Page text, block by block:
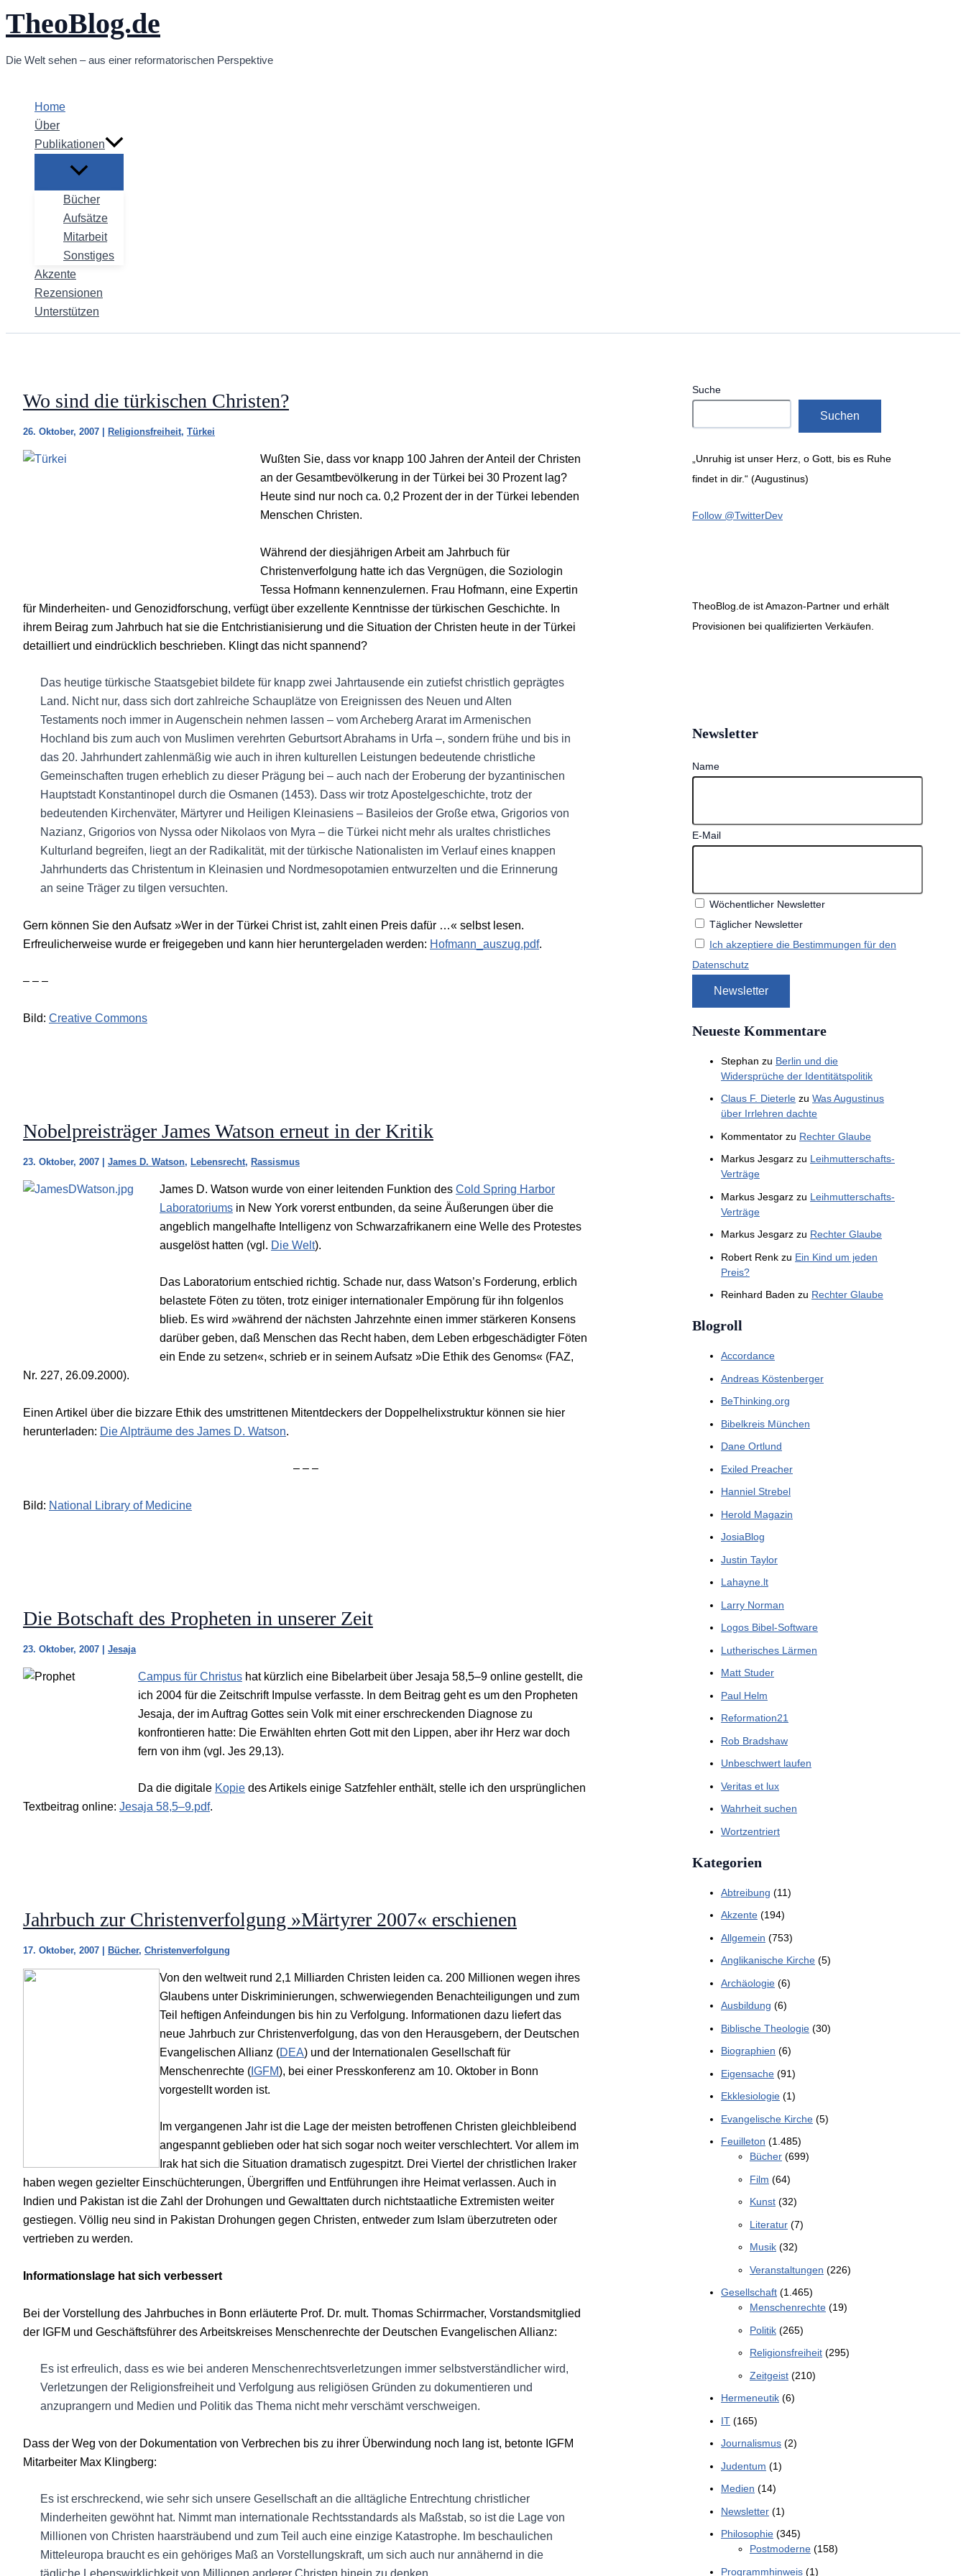
Zum
Inhalt
TheoBlog.de
Die Welt sehen – aus einer reformatorischen Perspektive
Home
Über
Publikationen
Bücher
Aufsätze
Mitarbeit
Sonstiges
Akzente
Rezensionen
Unterstützen
Wo sind die türkischen Christen?
26. Oktober, 2007 Religionsfreiheit, Türkei
Wußten Sie, dass vor knapp 100 Jahren der Anteil der Christen
an der Gesamtbevölkerung in der Türkei bei 30 Prozent lag?
Heute sind nur noch ca. 0,2 Prozent der in der Türkei lebenden
Menschen Christen.
Während der diesjährigen Arbeit am Jahrbuch für
Christenverfolgung hatte ich das Vergnügen, die Soziologin
Tessa Hofmann kennenzulernen. Frau Hofmann, eine Expertin
für Minderheiten- und Genozidforschung, verfügt über exzellente Kenntnisse der türkischen Geschichte. In
ihrem Beirag zum Jahrbuch hat sie die Entchristianisierung und die Situation der Christen heute in der Türkei
detailliert und eindrücklich beschrieben. Klingt das nicht spannend?
Das heutige türkische Staatsgebiet bildete für knapp zwei Jahrtausende ein zutiefst christlich geprägtes
Land. Nicht nur, dass sich dort zahlreiche Schauplätze von Ereignissen des Neuen und Alten
Testaments noch immer in Augenschein nehmen lassen – vom Archeberg Ararat im Armenischen
Hochland bis zum auch von Muslimen verehrten Geburtsort Abrahams in Urfa –, sondern frühe und bis in
das 20. Jahrhundert zahlenmäßig wie auch in ihren kulturellen Leistungen bedeutende christliche
Gemeinschaften trugen erheblich zu dieser Prägung bei – auch nach der Eroberung der byzantinischen
Hauptstadt Konstantinopel durch die Osmanen (1453). Dass wir trotz Apostelgeschichte, trotz der
bedeutenden Kirchenväter, Märtyrer und Heiligen Kleinasiens – Basileios der Große etwa, Grigorios von
Nazianz, Grigorios von Nyssa oder Nikolaos von Myra – die Türkei nicht mehr als uraltes christliches
Kulturland begreifen, liegt an der Radikalität, mit der türkische Nationalisten im Verlauf eines knappen
Jahrhunderts das Christentum in Kleinasien und Nordmesopotamien entwurzelten und die Erinnerung
an seine Träger zu tilgen versuchten.
Gern können Sie den Aufsatz »Wer in der Türkei Christ ist, zahlt einen Preis dafür …« selbst lesen.
Erfreulicherweise wurde er freigegeben und kann hier heruntergeladen werden: Hofmann_auszug.pdf.
– – –
Bild: Creative Commons
Nobelpreisträger James Watson erneut in der Kritik
23. Oktober, 2007 | James D. Watson, Lebensrecht, Rassismus
James D. Watson wurde von einer leitenden Funktion des Cold Spring Harbor
Laboratoriums in New York vorerst entbunden, da seine Äußerungen über die
angeblich mangelhafte Intelligenz von Schwarzafrikanern eine Welle des Protestes
ausgelöst hatten (vgl. Die Welt).
Das Laboratorium entschied richtig. Schade nur, dass Watson’s Forderung, erblich
belastete Föten zu töten, trotz einiger internationaler Empörung für ihn folgenlos
blieb. Es wird »während der nächsten Jahrzehnte einen immer stärkeren Konsens
darüber geben, daß Menschen das Recht haben, dem Leben erbgeschädigter Föten
ein Ende zu setzen«, schrieb er in seinem Aufsatz »Die Ethik des Genoms« (FAZ,
Nr. 227, 26.09.2000).
Einen Artikel über die bizzare Ethik des umstrittenen Mitentdeckers der Doppelhelixstruktur können sie hier
herunterladen: Die Alpträume des James D. Watson.
– – –
Bild: National Library of Medicine
Die Botschaft des Propheten in unserer Zeit
23. Oktober, 2007 | Jesaja
Campus für Christus hat kürzlich eine Bibelarbeit über Jesaja 58,5–9 online gestellt, die
ich 2004 für die Zeitschrift Impulse verfasste. In dem Beitrag geht es um den Propheten
Jesaja, der im Auftrag Gottes sein Volk mit einer erschreckenden Diagnose zu
konfrontieren hatte: Die Erwählten ehrten Gott mit den Lippen, aber ihr Herz war doch
fern von ihm (vgl. Jes 29,13).
Da die digitale Kopie des Artikels einige Satzfehler enthält, stelle ich den ursprünglichen
Textbeitrag online: Jesaja 58,5–9.pdf.
Jahrbuch zur Christenverfolgung »Märtyrer 2007« erschienen
17. Oktober, 2007 Bücher, Christenverfolgung
Von den weltweit rund 2,1 Milliarden Christen leiden ca. 200 Millionen wegen ihres
Glaubens unter Diskriminierungen, schwerwiegenden Benachteiligungen und zum
Teil heftigen Anfeindungen bis hin zu Verfolgung. Informationen dazu liefert das
neue Jahrbuch zur Christenverfolgung, das von den Herausgebern, der Deutschen
Evangelischen Allianz (DEA) und der Internationalen Gesellschaft für
Menschenrechte ( IGFM), bei einer Presskonferenz am 10. Oktober in Bonn
vorgestellt worden ist.
Im vergangenen Jahr ist die Lage der meisten betroffenen Christen gleichbleibend
angespannt geblieben oder hat sich sogar noch weiter verschlechtert. Vor allem im
Irak hat sich die Situation dramatisch zugespitzt. Drei Viertel der christlichen Iraker
haben wegen gezielter Einschüchterungen, Übergriffen und Entführungen ihre Heimat verlassen. Auch in
Indien und Pakistan ist die Zahl der Drohungen und Gewalttaten durch nichtstaatliche Extremisten weiter
gestiegen. Völlig neu sind in Pakistan Drohungen gegen Christen, entweder zum Islam überzutreten oder
vertrieben zu werden.
Informationslage hat sich verbessert
Bei der Vorstellung des Jahrbuches in Bonn erläuterte Prof. Dr. mult. Thomas Schirrmacher, Vorstandsmitglied
der IGFM und Geschäftsführer des Arbeitskreises Menschenrechte der Deutschen Evangelischen Allianz:
Es ist erfreulich, dass es wie bei anderen Menschenrechtsverletzungen immer selbstverständlicher wird,
Verletzungen der Religionsfreiheit und Verfolgung aus religiösen Gründen zu dokumentieren und
anzuprangern und Medien und Politik das Thema nicht mehr verschämt verschweigen.
Dass der Weg von der Dokumentation von Verbrechen bis zu ihrer Überwindung noch lang ist, betonte IGFM
Mitarbeiter Max Klingberg:
Es ist erschreckend, wie sehr sich unsere Gesellschaft an die alltägliche Entrechtung christlicher
Minderheiten gewöhnt hat. Nimmt man internationale Rechtsstandards als Maßstab, so ist die Lage von
Millionen von Christen haarsträubend und zum Teil auch eine einzige Katastrophe. Im beschaulichen
Mitteleuropa braucht es ein gehöriges Maß an Vorstellungskraft, um sich auch nur annähernd in die
Suche
Suchen
„Unruhig ist unser Herz, o Gott, bis es Ruhe
findet in dir.“ (Augustinus)
Follow @TwitterDev
TheoBlog.de ist Amazon-Partner und erhält
Provisionen bei qualifizierten Verkäufen.
Newsletter
Name
E-Mail
Wöchentlicher Newsletter
Täglicher Newsletter
Ich akzeptiere die Bestimmungen für den
Datenschutz
Neueste Kommentare
Stephan zu Berlin und die
Widersprüche der Identitätspolitik
Claus F. Dieterle zu Was Augustinus
über Irrlehren dachte
Kommentator zu Rechter Glaube
Markus Jesgarz zu Leihmutterschafts-
Verträge
Markus Jesgarz zu Leihmutterschafts-
Verträge
Markus Jesgarz zu Rechter Glaube
Robert Renk zu Ein Kind um jeden
Preis?
Reinhard Baden zu Rechter Glaube
Blogroll
Accordance
Andreas Köstenberger
BeThinking.org
Bibelkreis München
Dane Ortlund
Exiled Preacher
Hanniel Strebel
Herold Magazin
JosiaBlog
Justin Taylor
Lahayne.lt
Larry Norman
Logos Bibel-Software
Lutherisches Lärmen
Matt Studer
Paul Helm
Reformation21
Rob Bradshaw
Unbeschwert laufen
Veritas et lux
Wahrheit suchen
Wortzentriert
Kategorien
Abtreibung (11)
Akzente (194)
Allgemein (753)
Anglikanische Kirche (5)
Archäologie (6)
Ausbildung (6)
Biblische Theologie (30)
Biographien (6)
Eigensache (91)
Ekklesiologie (1)
Evangelische Kirche (5)
Feuilleton (1.485)
Bücher (699)
Film (64)
Kunst (32)
Literatur (7)
Musik (32)
Veranstaltungen (226)
Gesellschaft (1.465)
Menschenrechte (19)
Politik (265)
Religionsfreiheit (295)
Zeitgeist (210)
Hermeneutik (6)
IT (165)
Journalismus (2)
Judentum (1)
Medien (14)
Newsletter (1)
Philosophie (345)
Postmoderne (158)
Programmhinweis (1)